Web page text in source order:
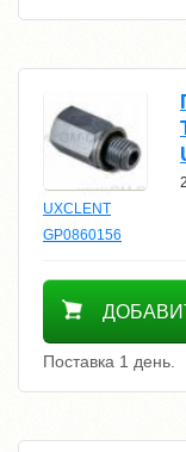
UXCLENT
GP0860156
14800
Поставка 1 день.